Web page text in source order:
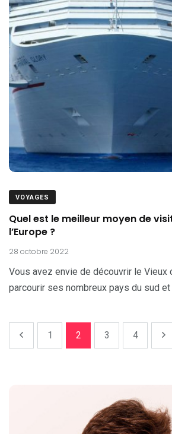
VOYAGES
Quel est le meilleur moyen de
l’Europe ?
28 octobre 2022
Vous avez envie de découvrir le Vieux
parcourir ses nombreux pays du sud
1 2 3 4